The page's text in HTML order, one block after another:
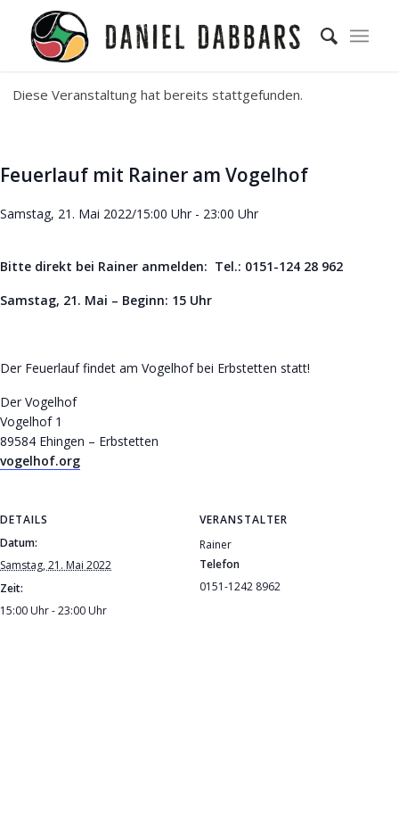
Diese Veranstaltung hat bereits stattgefunden.
Feuerlauf mit Rainer am Vogelhof
Samstag, 21. Mai 2022/15:00 Uhr - 23:00 Uhr
Bitte direkt bei Rainer anmelden: Tel.: 0151-124 28 962
Samstag, 21. Mai – Beginn: 15 Uhr
Der Feuerlauf findet am Vogelhof bei Erbstetten statt!
Der Vogelhof
Vogelhof 1
89584 Ehingen – Erbstetten
vogelhof.org
DETAILS
Datum:
Samstag, 21. Mai 2022
Zeit:
15:00 Uhr - 23:00 Uhr
VERANSTALTER
Rainer
Telefon
0151-1242 8962